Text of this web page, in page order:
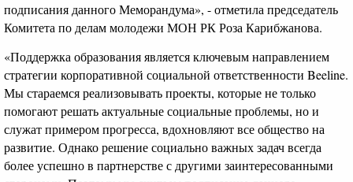
подписания данного Меморандума», - отметила председатель
Комитета по делам молодежи МОН РК Роза Карибжанова.
«Поддержка образования является ключевым направлением
стратегии корпоративной социальной ответственности Beeline.
Мы стараемся реализовывать проекты, которые не только
помогают решать актуальные социальные проблемы, но и
служат примером прогресса, вдохновляют все общество на
развитие. Однако решение социально важных задач всегда
более успешно в партнерстве с другими заинтересованными